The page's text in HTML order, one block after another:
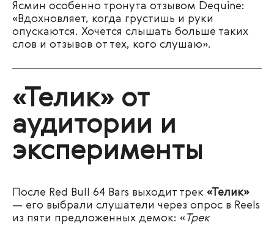
Ясмин особенно тронута отзывом Dequine:
«Вдохновляет, когда грустишь и руки
опускаются. Хочется слышать больше таких
слов и отзывов от тех, кого слушаю».
«Телик» от
аудитории и
эксперименты
После Red Bull 64 Bars выходит трек «Телик»
— его выбрали слушатели через опрос в Reels
из пяти предложенных демок: « Трек